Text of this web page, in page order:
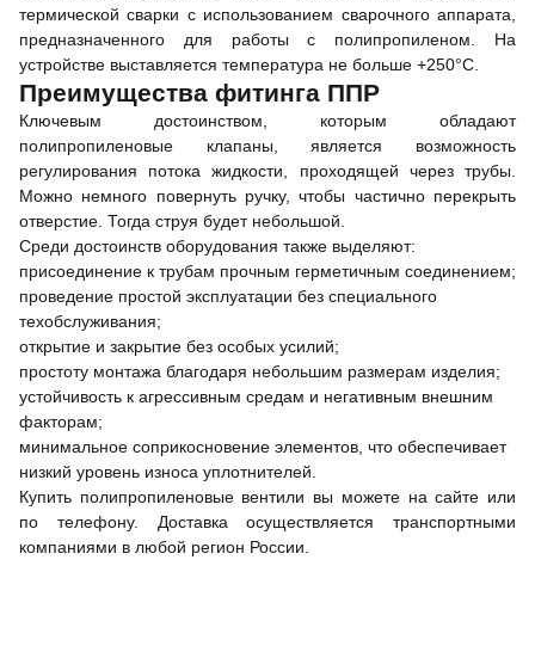
термической сварки с использованием сварочного аппарата,
предназначенного для работы с полипропиленом. На
устройстве выставляется температура не больше +250°С.
Преимущества фитинга ППР
Ключевым достоинством, которым обладают
полипропиленовые клапаны, является возможность
регулирования потока жидкости, проходящей через трубы.
Можно немного повернуть ручку, чтобы частично перекрыть
отверстие. Тогда струя будет небольшой.
Среди достоинств оборудования также выделяют:
присоединение к трубам прочным герметичным соединением;
проведение простой эксплуатации без специального
техобслуживания;
открытие и закрытие без особых усилий;
простоту монтажа благодаря небольшим размерам изделия;
устойчивость к агрессивным средам и негативным внешним
факторам;
минимальное соприкосновение элементов, что обеспечивает
низкий уровень износа уплотнителей.
Купить полипропиленовые вентили вы можете на сайте или
по телефону. Доставка осуществляется транспортными
компаниями в любой регион России.